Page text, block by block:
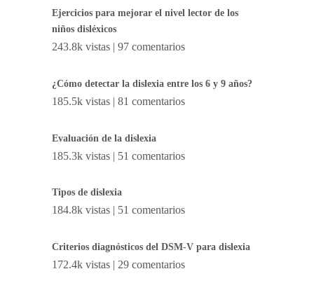
Ejercicios para mejorar el nivel lector de los
niños disléxicos
243.8k vistas | 97 comentarios
¿Cómo detectar la dislexia entre los 6 y 9 años?
185.5k vistas | 81 comentarios
Evaluación de la dislexia
185.3k vistas | 51 comentarios
Tipos de dislexia
184.8k vistas | 51 comentarios
Criterios diagnósticos del DSM-V para dislexia
172.4k vistas | 29 comentarios